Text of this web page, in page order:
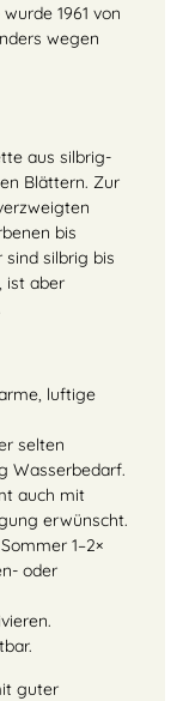
1961 von
wegen
aus silbrig-
Blättern. Zur
bis
silbrig bis
ist aber
luftige
selten
Wasserbedarf.
auch mit
erwünscht.
1–2×
oder
guter